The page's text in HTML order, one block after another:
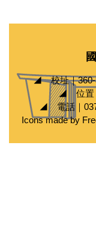
◢ 校址｜360-
◢ 位置
◢ 電話｜
Icons made by